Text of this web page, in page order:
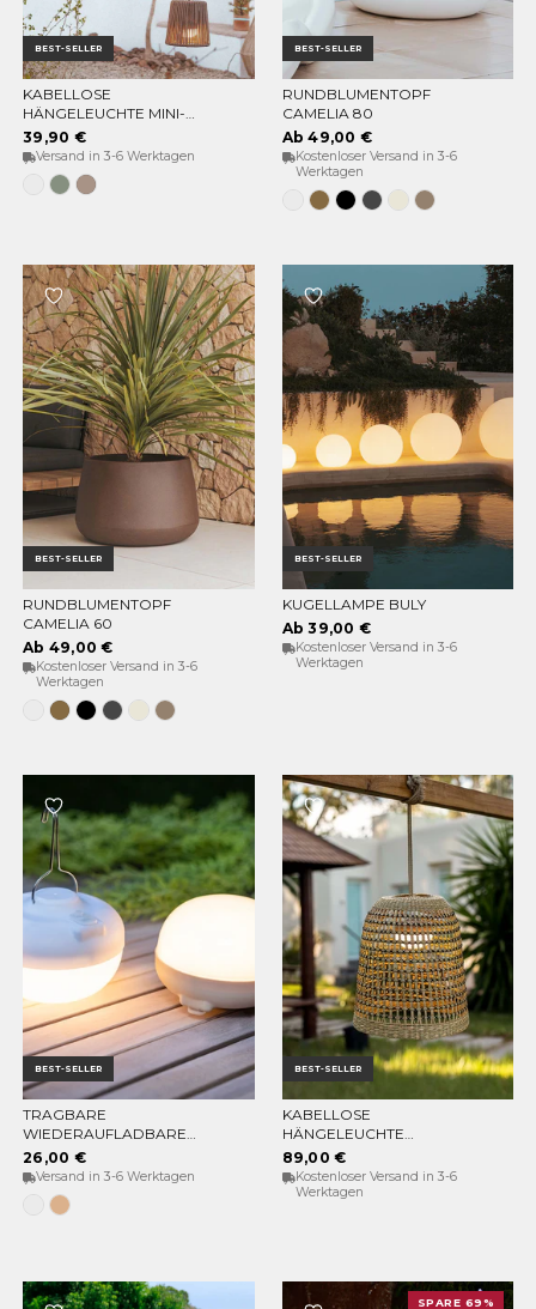
BEST-SELLER
OPTIONEN WÄHLEN
KABELLOSE
HÄNGELEUCHTE MINI-
CONTA HANG
39,90 €
Versand in 3-6 Werktagen
WeißWeiches
Grün
Taupe
Grau
BEST-SELLER
OPTIONEN WÄHLEN
RUNDBLUMENTOPF
CAMELIA 80
Ab 49,00 €
Kostenloser Versand in 3-6
Werktagen
WeissBronzeSchwarz
Anthrazit
Opak-
beige
Taupe
BEST-SELLER
OPTIONEN WÄHLEN
RUNDBLUMENTOPF
CAMELIA 60
Ab 49,00 €
Kostenloser Versand in 3-6
Werktagen
WeissBronzeSchwarz
Anthrazit
Opak-
Beige
Taupe
BEST-SELLER
OPTIONEN WÄHLEN
KUGELLAMPE BULY
Ab 39,00 €
Kostenloser Versand in 3-6
Werktagen
BEST-SELLER
OPTIONEN WÄHLEN
TRAGBARE
WIEDERAUFLADBARE
GLÜHBIRNE CHERRY
26,00 €
Versand in 3-6 Werktagen
WeissBeige
BEST-SELLER
IN DEN WARENKORB
KABELLOSE
HÄNGELEUCHTE
POSITANO
89,00 €
Kostenloser Versand in 3-6
Werktagen
SPARE 69%